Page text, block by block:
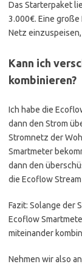
Das Starterpaket
3.000€. Eine
Netz
Kann ich
kombinieren?
Ich habe die
dann den Strom
Stromnetz der
Smartmeter
dann den
die Ecoflow
Fazit: Solange der
Ecoflow
miteinander
Nehmen wir also